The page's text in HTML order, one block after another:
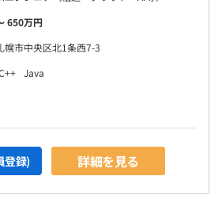
650万円
幌市中央区北1条西7-3
Java
登録) 詳細を見る